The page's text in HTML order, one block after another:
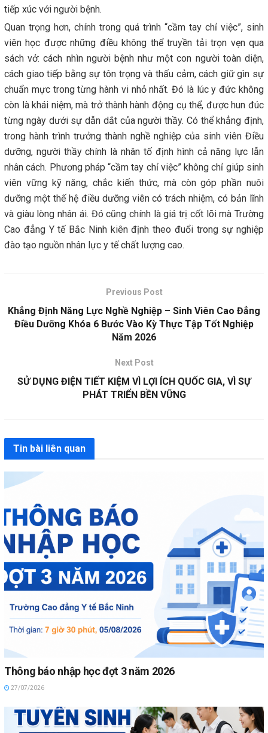
tiếp xúc với người bệnh.
Quan trọng hơn, chính trong quá trình “cầm tay chỉ việc”, sinh
viên học được những điều không thể truyền tải trọn vẹn qua
sách vở: cách nhìn người bệnh như một con người toàn diện,
cách giao tiếp bằng sự tôn trọng và thấu cảm, cách giữ gìn sự
chuẩn mực trong từng hành vi nhỏ nhất. Đó là lúc y đức không
còn là khái niệm, mà trở thành hành động cụ thể, được hun đúc
từng ngày dưới sự dẫn dắt của người thầy. Có thể khẳng định,
trong hành trình trưởng thành nghề nghiệp của sinh viên Điều
dưỡng, người thầy chính là nhân tố định hình cả năng lực lẫn
nhân cách. Phương pháp “cầm tay chỉ việc” không chỉ giúp sinh
viên vững kỹ năng, chắc kiến thức, mà còn góp phần nuôi
dưỡng một thế hệ điều dưỡng viên có trách nhiệm, có bản lĩnh
và giàu lòng nhân ái. Đó cũng chính là giá trị cốt lõi mà Trường
Cao đẳng Y tế Bắc Ninh kiên định theo đuổi trong sự nghiệp
đào tạo nguồn nhân lực y tế chất lượng cao.
Previous Post
Khẳng Định Năng Lực Nghề Nghiệp – Sinh Viên Cao Đẳng
Điều Dưỡng Khóa 6 Bước Vào Kỳ Thực Tập Tốt Nghiệp
Năm 2026
Next Post
SỬ DỤNG ĐIỆN TIẾT KIỆM VÌ LỢI ÍCH QUỐC GIA, VÌ SỰ
PHÁT TRIỂN BỀN VỮNG
Tin bài liên quan
Thông báo nhập học đợt 3 năm 2026
27/07/2026